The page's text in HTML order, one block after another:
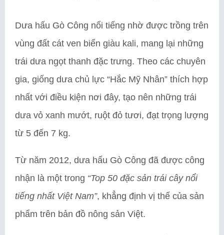
Dưa hấu Gò Công nổi tiếng nhờ được trồng trên
vùng đất cát ven biển giàu kali, mang lại những
trái dưa ngọt thanh đặc trưng. Theo các chuyên
gia, giống dưa chủ lực “Hắc Mỹ Nhân” thích hợp
nhất với điều kiện nơi đây, tạo nên những trái
dưa vỏ xanh mướt, ruột đỏ tươi, đạt trọng lượng
từ 5 đến 7 kg.
Từ năm 2012, dưa hấu Gò Công đã được công
nhận là một trong “Top 50 đặc sản trái cây nổi
tiếng nhất Việt Nam”, khẳng định vị thế của sản
phẩm trên bản đồ nông sản Việt.